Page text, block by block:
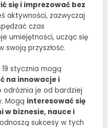
się i imprezować bez
aktywności, zazwyczaj
czas
umiejętności, ucząc się
swoją przyszłość.
stycznia mogą
na innowacje i
odróżnia je od bardziej
Mogą interesować się
biznesie, nauce i
sukcesy w tych